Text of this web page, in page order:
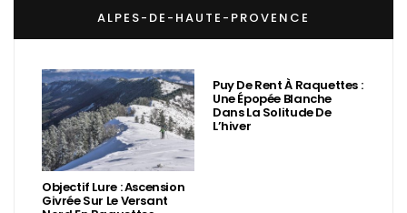
ALPES-DE-HAUTE-PROVENCE
Objectif Lure : Ascension
Givrée Sur Le Versant
Puy De Rent À Raquettes :
Une Épopée Blanche
Dans La Solitude De
L’hiver